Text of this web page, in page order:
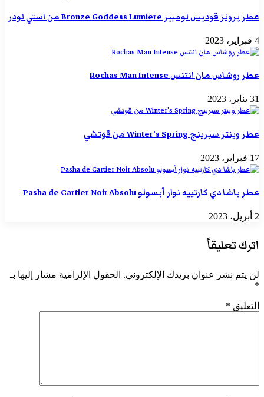
عطر برونز قوديس لوميير Bronze Goddess Lumiere من استي لودر
4 فبراير، 2023
عطر روشاس مان انتنس Rochas Man Intense
31 يناير، 2023
عطر وينتر سبرينج Winter’s Spring من قوتشي
17 فبراير، 2023
عطر باشا دي كارتييه نوار أبسولو Pasha de Cartier Noir Absolu
2 أبريل، 2023
اترك تعليقاً
لن يتم نشر عنوان بريدك الإلكتروني. الحقول الإلزامية مشار إليها بـ
*
التعليق *